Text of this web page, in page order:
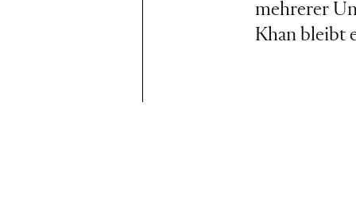
mehrerer
Khan bleibt